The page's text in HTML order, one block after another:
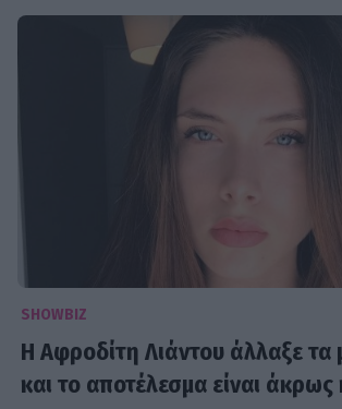
SHOWBIZ
Η Αφροδίτη Λιάντου άλλαξε τα
και το αποτέλεσμα είναι άκρως